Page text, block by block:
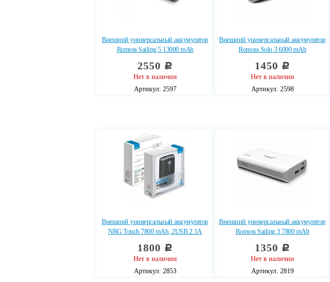
Внешний универсальный аккумулятор
Romoss Sailing 5 13000 mAh
2550 c
Нет в наличии
Артикул: 2597
Внешний универсальный аккумулятор
Romoss Solo 3 6000 mAh
1450 c
Нет в наличии
Артикул: 2598
Внешний универсальный аккумулятор
NRG Touch 7800 mAh, 2USB 2.1A
1800 c
Нет в наличии
Артикул: 2853
Внешний универсальный аккумулятор
Romoss Sailing 3 7800 mAh
1350 c
Нет в наличии
Артикул: 2819